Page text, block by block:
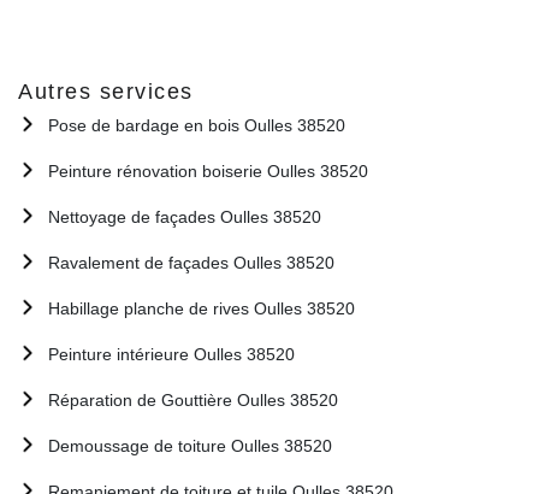
Autres services
Pose de bardage en bois Oulles 38520
Peinture rénovation boiserie Oulles 38520
Nettoyage de façades Oulles 38520
Ravalement de façades Oulles 38520
Habillage planche de rives Oulles 38520
Peinture intérieure Oulles 38520
Réparation de Gouttière Oulles 38520
Demoussage de toiture Oulles 38520